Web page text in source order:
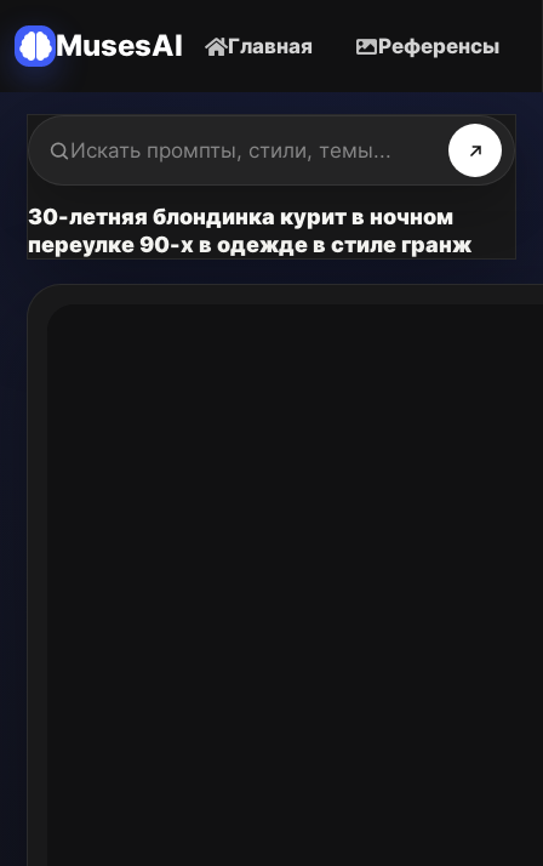
MusesAI Главная Референсы
30-летняя блондинка курит в ночном
переулке 90-х в одежде в стиле гранж